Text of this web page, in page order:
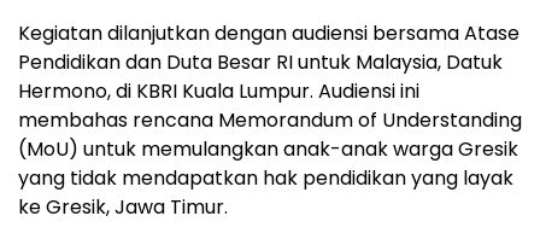
Kegiatan dilanjutkan dengan audiensi bersama Atase
Pendidikan dan Duta Besar RI untuk Malaysia, Datuk
Hermono, di KBRI Kuala Lumpur. Audiensi ini
membahas rencana Memorandum of Understanding
(MoU) untuk memulangkan anak-anak warga Gresik
yang tidak mendapatkan hak pendidikan yang layak
ke Gresik, Jawa Timur.